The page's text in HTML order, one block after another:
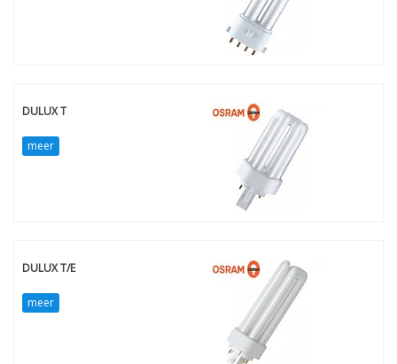
DULUX T
meer
DULUX T/E
meer